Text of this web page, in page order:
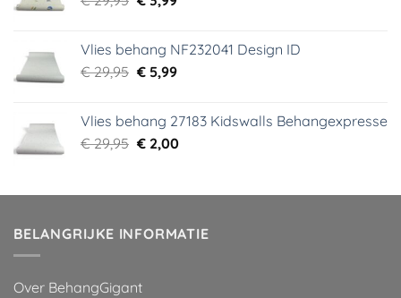
€ 29,95.€ 3,99.
Vlies behang NF232041 Design ID
€29,95 Oorspronkelijke
€ 29,95.
€5,99Huidige
€ 5,99.
Vlies behang 27183 Kidswalls Behangexpresse
€29,95 Oorspronkelijke
€ 29,95.
€2,00Huidige
€ 2,00.
BELANGRIJKE INFORMATIE
Over BehangGigant